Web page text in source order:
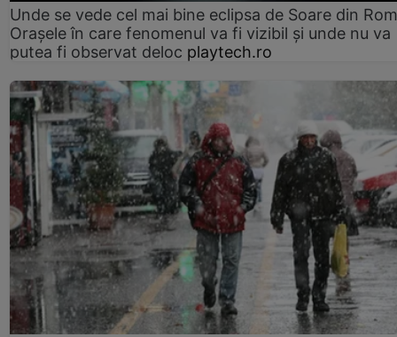
Unde se vede cel mai bine eclipsa de Soare din
Orașele în care fenomenul va fi vizibil și unde nu va
putea fi observat deloc playtech.ro